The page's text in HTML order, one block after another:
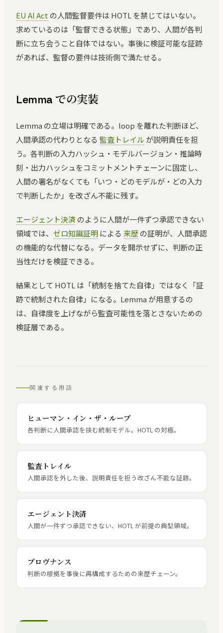
EU AI Act の人間監督要件は HOTL を禁じてはいない。
求めているのは「監督できる状態」であり、人間が各判
断に立ち会うこと自体ではない。事後に検証可能な証跡
があれば、監督の要件は技術側で満たせる。
Lemma での実装
Lemma の立場は明確である。loop を離れた判断ほど、
人間承認の代わりとなる 監査トレイル が説明責任を担
う。各判断の入力ハッシュ・モデルバージョン・推論時
刻・出力ハッシュをコミットメントチェーンに固定し、
人間の署名がなくても「いつ・どのモデルが・どの入力
で判断したか」を改ざん不能に残す。
エージェント決済のように人間が一件ずつ承認できない
領域では、 ゼロ知識証明 による 来歴の証明が、人間承認
の機能的な代替になる。データを開示せずに、判断の正
当性だけを検証できる。
結果として HOTL は「統制を捨てた自律」ではなく「証
跡で統制された自律」になる。Lemma が用意するの
は、自律度を上げながら監査可能性を落とさないための
検証層である。
関連する用語
ヒューマン・イン・ザ・ループ
各判断に人間承認を挟む統制モデル。HOTL の対極。
監査トレイル
人間承認を外した後、説明責任を担う改ざん不能な証跡。
エージェント決済
人間が一件ずつ承認できない、HOTL が前提の典型領域。
プロヴナンス
判断の根拠を事後に再構成するための来歴チェーン。